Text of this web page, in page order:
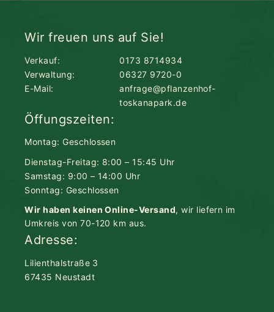
Wir freuen uns auf Sie!
Verkauf:
0173 8714934
Verwaltung:
06327 9720-0
E-Mail:
anfrage@pflanzenhof-
toskanapark.de
Öffungszeiten:
Montag: Geschlossen
Dienstag-Freitag: 8:00 – 15:45 Uhr
Samstag: 9:00 – 14:00 Uhr
Sonntag: Geschlossen
Wir haben keinen Online-Versand, wir liefern im
Umkreis von 70-120 km aus.
Adresse:
Lilienthalstraße 3
67435 Neustadt